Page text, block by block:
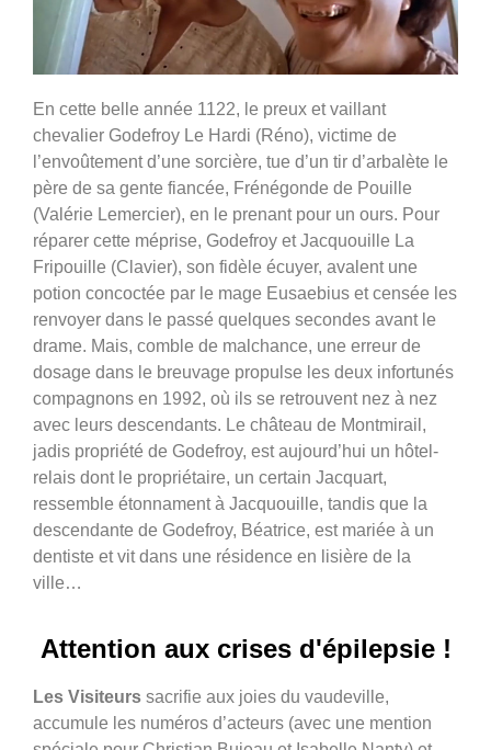
En cette belle année 1122, le preux et vaillant
chevalier Godefroy Le Hardi (Réno), victime de
l’envoûtement d’une sorcière, tue d’un tir d’arbalète le
père de sa gente fiancée, Frénégonde de Pouille
(Valérie Lemercier), en le prenant pour un ours. Pour
réparer cette méprise, Godefroy et Jacquouille La
Fripouille (Clavier), son fidèle écuyer, avalent une
potion concoctée par le mage Eusaebius et censée les
renvoyer dans le passé quelques secondes avant le
drame. Mais, comble de malchance, une erreur de
dosage dans le breuvage propulse les deux infortunés
compagnons en 1992, où ils se retrouvent nez à nez
avec leurs descendants. Le château de Montmirail,
jadis propriété de Godefroy, est aujourd’hui un hôtel-
relais dont le propriétaire, un certain Jacquart,
ressemble étonnament à Jacquouille, tandis que la
descendante de Godefroy, Béatrice, est mariée à un
dentiste et vit dans une résidence en lisière de la
ville…
Attention aux crises d'épilepsie !
Les Visiteurs sacrifie aux joies du vaudeville,
accumule les numéros d’acteurs (avec une mention